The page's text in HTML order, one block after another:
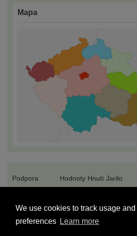
We use cookies to track usage and
preferences Learn more
Mapa
Podpora Hodnoty Hnutí Jarilo
Rady & Tipy 5 kroků ke svobodě